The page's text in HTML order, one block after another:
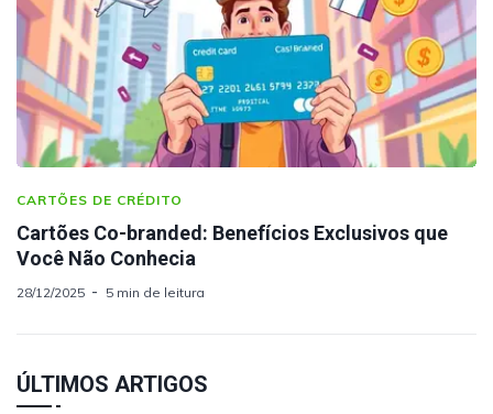
CARTÕES DE CRÉDITO
Cartões Co-branded: Benefícios Exclusivos que
Você Não Conhecia
28/12/2025 5 min de leitura
ÚLTIMOS ARTIGOS